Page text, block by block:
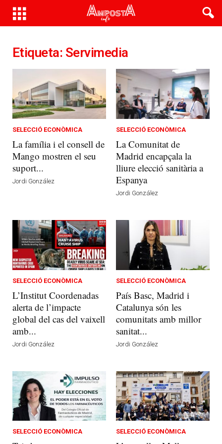
Etiqueta: Servimedia
SELECCIÓ ECONÒMICA
La família i el consell de
Mango mostren el seu
suport...
Jordi González
SELECCIÓ ECONÒMICA
La Comunitat de
Madrid encapçala la
lliure elecció sanitària a
Espanya
Jordi González
SELECCIÓ ECONÒMICA
L’Institut Coordenadas
alerta de l’impacte
global del cas del vaixell
amb...
Jordi González
SELECCIÓ ECONÒMICA
País Basc, Madrid i
Catalunya són les
comunitats amb millor
sanitat...
Jordi González
SELECCIÓ ECONÒMICA SELECCIÓ ECONÒMICA